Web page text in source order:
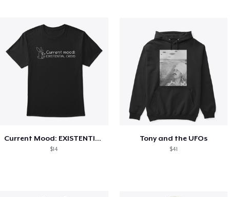
Current Mood: EXISTENTIAL CRISIS
$14
Tony and the UFOs
$41